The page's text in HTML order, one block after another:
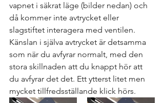
vapnet i säkrat läge (bilder nedan) och
då kommer inte avtrycket eller
slagstiftet interagera med ventilen.
Känslan i själva avtrycket är detsamma
som när du avfyrar normalt, med den
stora skillnaden att du knappt hör att
du avfyrar det det. Ett ytterst litet men
mycket tillfredsställande klick hörs.